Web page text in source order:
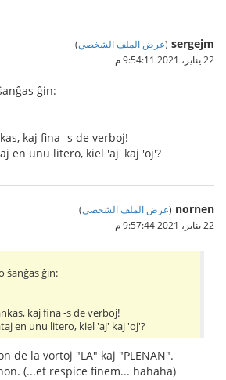
sergejm
(عرض الملف الشخصي)
22 يناير، 2021 9:54:11 م
ĝin:
kaj fina -s de verboj!
en unu litero, kiel 'aj' kaj 'oj'?
nornen
(عرض الملف الشخصي)
22 يناير، 2021 9:57:44 م
ŝanĝas ĝin:
kaj fina -s de verboj!
en unu litero, kiel 'aj' kaj 'oj'?
de la vortoj "LA" kaj "PLENAN".
(...et respice finem... hahaha)